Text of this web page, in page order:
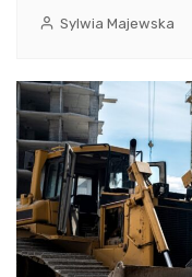
Sylwia Majewska